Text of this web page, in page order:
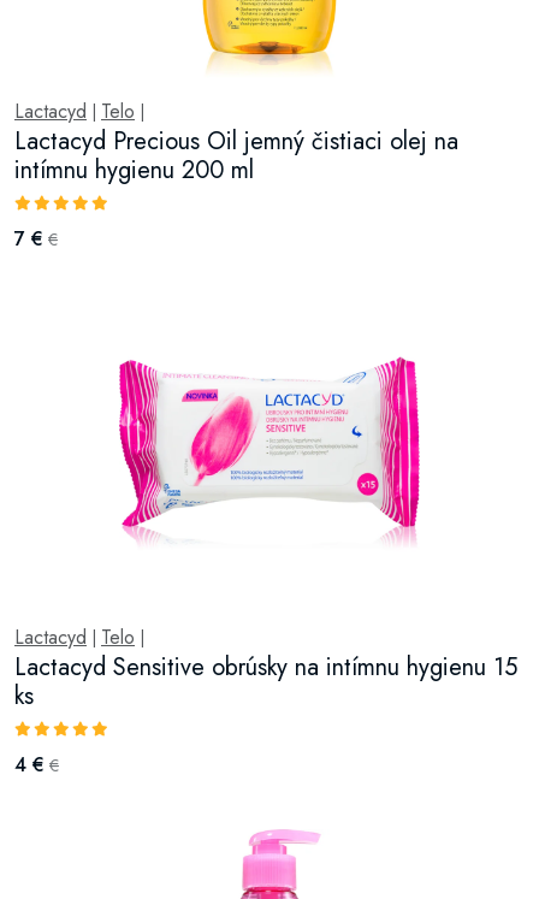
Lactacyd Telo
Lactacyd Precious Oil jemný čistiaci olej na
intímnu hygienu 200 ml
7 € €
Lactacyd Telo
Lactacyd Sensitive obrúsky na intímnu hygienu 15
ks
4 € €